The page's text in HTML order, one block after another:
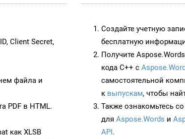
Client Secret,
файла и
PDF в HTML.
как XLSB
Создайте учетную
бесплатную
Получите
кода C++ с
самостоятельной
к выпускам, чтобы
Также ознакомьтесь
для Aspose.Words и
API.